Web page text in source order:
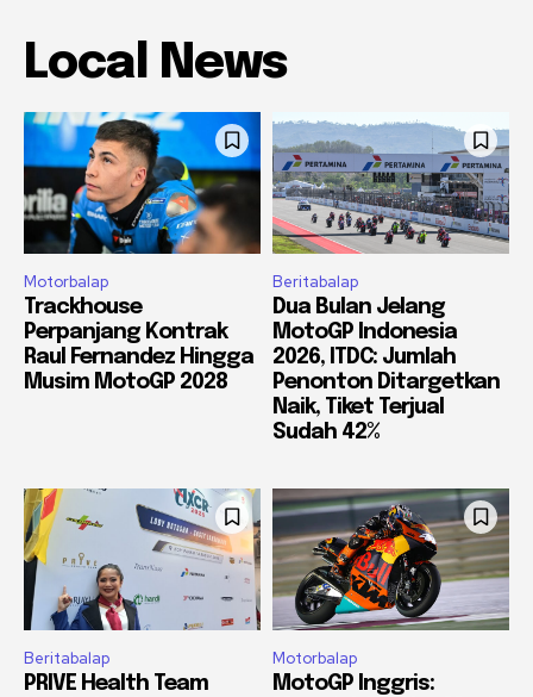
Local News
Motorbalap
Trackhouse
Perpanjang Kontrak
Raul Fernandez Hingga
Musim MotoGP 2028
Beritabalap
Dua Bulan Jelang
MotoGP Indonesia
2026, ITDC: Jumlah
Penonton Ditargetkan
Naik, Tiket Terjual
Sudah 42%
Beritabalap
PRIVE Health Team
Motorbalap
MotoGP Inggris: